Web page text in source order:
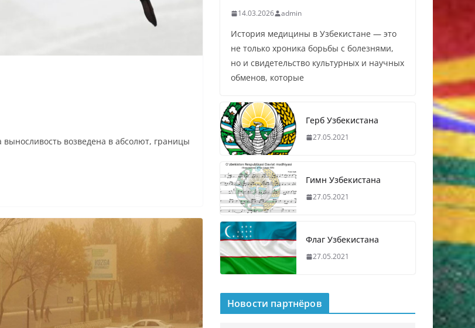
возведена в абсолют, границы
14.03.2026 admin
История медицины в Узбекистане — это
не только хроника борьбы с болезнями,
но и свидетельство культурных и научных
обменов, которые
Герб Узбекистана
27.05.2021
Гимн Узбекистана
27.05.2021
Флаг Узбекистана
27.05.2021
Новости партнёров